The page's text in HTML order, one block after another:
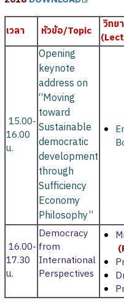
เวลา หัวข้อ/Topic
วิทย
15.00-
16.00
น.
Opening
keynote
address on
“Moving
toward
Sustainable
democratic
development
through
Sufficiency
Economy
Philosophy”
16.00-
17.30
น.
Democracy
from
International
Perspectives
(